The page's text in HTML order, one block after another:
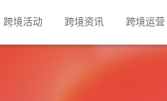
跨境活动 跨境资讯 跨境运营